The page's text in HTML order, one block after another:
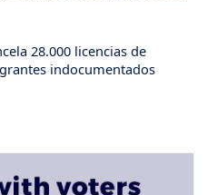
28.000 licencias de
indocumentados